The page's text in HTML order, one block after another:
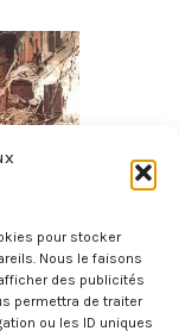
pour stocker
Nous le faisons
des publicités
permettra de traiter
ou les ID uniques
2/2